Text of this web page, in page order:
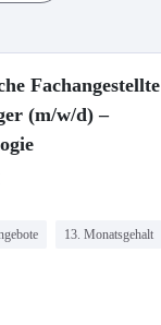
Fachangestellte
(m/w/d) –
13. Monatsgehalt